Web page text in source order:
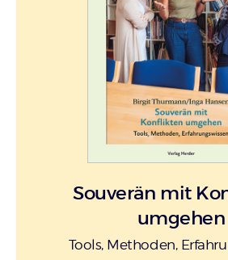
Souverän mit
umgehen
:
Tools, Methoden,